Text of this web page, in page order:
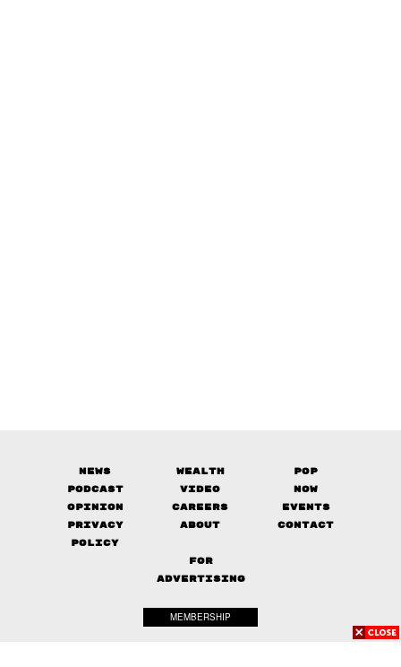
News Wealth
Pop
Podcast
Video
Now
Opinion
Careers
Events
Privacy
Policy
About Contact
FOR
ADVERTISING
MEMBERSHIP